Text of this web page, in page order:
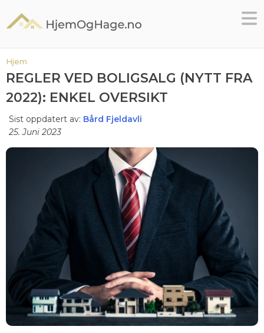
Hjem
REGLER VED BOLIGSALG (NYTT FRA
2022): ENKEL OVERSIKT
Sist oppdatert av: Bård Fjeldavli
25. Juni 2023